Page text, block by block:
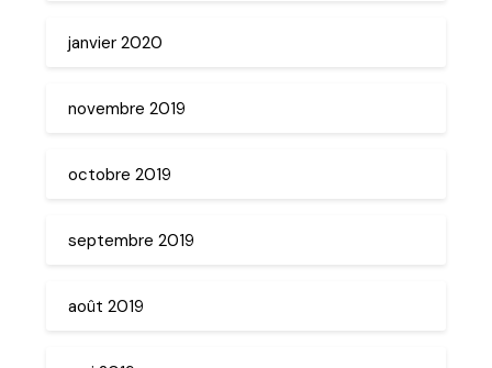
janvier 2020
novembre 2019
octobre 2019
septembre 2019
août 2019